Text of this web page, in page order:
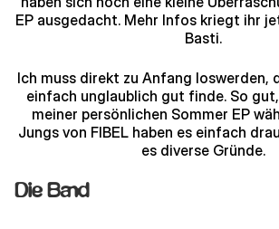
EP ausgedacht. Mehr Infos kriegt ihr
Basti.
Ich muss direkt zu Anfang loswerden,
einfach unglaublich gut finde. So
meiner persönlichen Sommer EP
Jungs von FIBEL haben es einfach
es diverse Gründe.
Die Band